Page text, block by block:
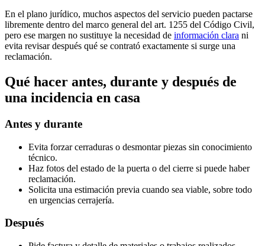
En el plano jurídico, muchos aspectos del servicio pueden pactarse
libremente dentro del marco general del art. 1255 del Código Civil,
pero ese margen no sustituye la necesidad de información clara ni
evita revisar después qué se contrató exactamente si surge una
reclamación.
Qué hacer antes, durante y después de
una incidencia en casa
Antes y durante
Evita forzar cerraduras o desmontar piezas sin conocimiento
técnico.
Haz fotos del estado de la puerta o del cierre si puede haber
reclamación.
Solicita una estimación previa cuando sea viable, sobre todo
en urgencias cerrajería.
Después